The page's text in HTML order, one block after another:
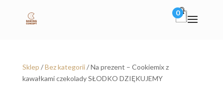
0
Sklep /Bez kategorii/ Na prezent – Cookiemix z
kawałkami czekolady SŁODKO DZIĘKUJEMY